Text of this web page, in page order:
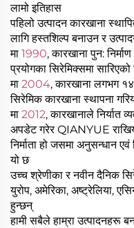
लामो इतिहास
पहिलो उत्पादन कारखाना
लागि हस्तशिल्प बनाउन र
मा 1990, कारखाना पुन:
प्रयोगका सिरेमिक्समा सारिएको
मा 2004, कारखाना लगभग
सिरेमिक कारखाना स्थापना
मा 2012, कारखानाले निर्यात
अपडेट गरेर QIANYUE
निर्माता हो जसमा अनुसन्धान
यो छ
उच्च श्रेणीका र नवीन दैनिक
युरोप, अमेरिका, अष्ट्रेलिया,
हुन्छन्
हामी सबैले हाम्रा उत्पादनहरू